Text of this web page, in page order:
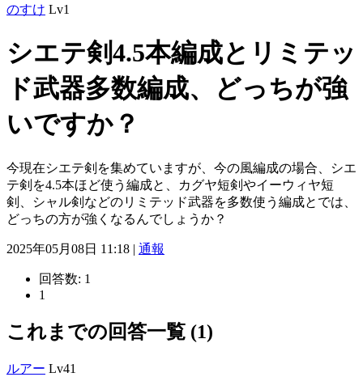
のすけ Lv1
シエテ剣4.5本編成とリミテッ
ド武器多数編成、どっちが強
いですか？
今現在シエテ剣を集めていますが、今の風編成の場合、シエ
テ剣を4.5本ほど使う編成と、カグヤ短剣やイーウィヤ短
剣、シャル剣などのリミテッド武器を多数使う編成とでは、
どっちの方が強くなるんでしょうか？
2025年05月08日 11:18 | 通報
回答数: 1
1
これまでの回答一覧 (1)
ルアー Lv41